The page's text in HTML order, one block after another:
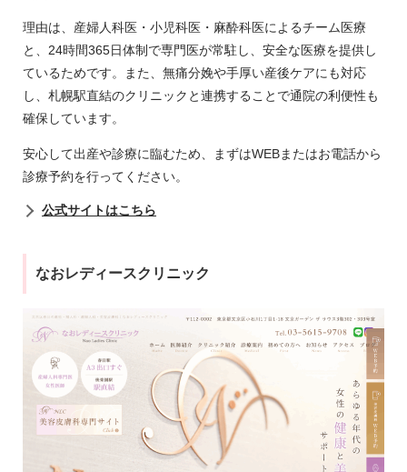
理由は、産婦人科医・小児科医・麻酔科医によるチーム医療
と、24時間365日体制で専門医が常駐し、安全な医療を提供し
ているためです。また、無痛分娩や手厚い産後ケアにも対応
し、札幌駅直結のクリニックと連携することで通院の利便性も
確保しています。
安心して出産や診療に臨むため、まずはWEBまたはお電話から
診療予約を行ってください。
公式サイトはこちら
なおレディースクリニック